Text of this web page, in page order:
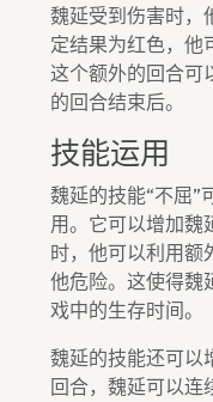
魏延受到伤害时，
定结果为红色，他
这个额外的回合可
的回合结束后。
技能运用
魏延的技能“不屈”
用。它可以增加魏
时，他可以利用额
他危险。这使得魏
戏中的生存时间。
魏延的技能还可以
回合，魏延可以连